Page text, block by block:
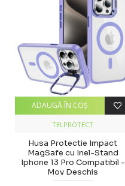
TELPROTECT
Husa Protectie Impact
MagSafe cu Inel-Stand
Iphone 13 Pro Compatibil -
Mov Deschis
ADAUGĂ ÎN COŞ